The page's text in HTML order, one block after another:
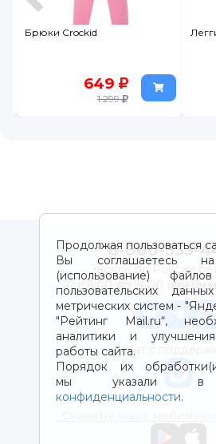
Брюки Crockid
649
1 299
Продолжая пользоваться
Вы соглашаетесь
(использование)
пользовательских
метрических систем -
"Рейтинг Mail.ru“,
аналитики и
работы сайта.
Порядок их
мы указали
конфиденциальности.
8-800-333-
Звонок по России
с 9:00 до 21:00 (время
Чат с